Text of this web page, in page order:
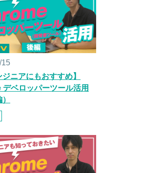
15
ジニアにもおすすめ】
ベロッパーツール活用